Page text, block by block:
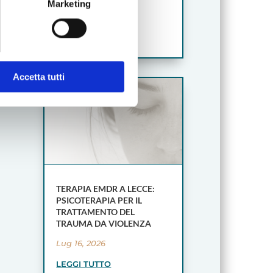
dettagli . Puoi
cookie statistici e di
tutti i cookie, rifiutare
Marketing
Accetta tutti
Lug 17, 2026
LEGGI TUTTO
TERAPIA EMDR A LECCE:
PSICOTERAPIA PER IL
TRATTAMENTO DEL
TRAUMA DA VIOLENZA
Lug 16, 2026
LEGGI TUTTO